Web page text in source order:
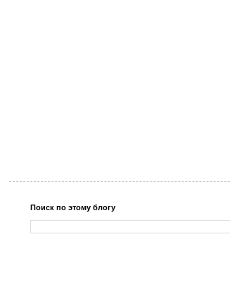
Поиск по этому блогу